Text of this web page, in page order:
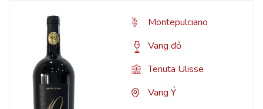
Montepulciano
Vang đỏ
Tenuta Ulisse
Vang Ý